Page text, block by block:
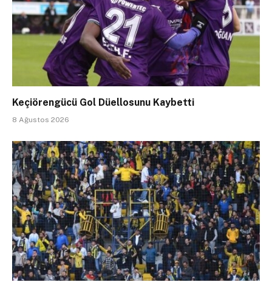
Keçiörengücü Gol Düellosunu Kaybetti
8 Ağustos 2026